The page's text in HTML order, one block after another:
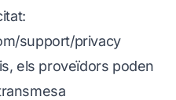
support/privacy
els proveïdors poden